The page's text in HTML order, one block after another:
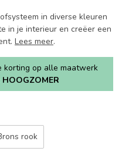
in diverse kleuren
in je interieur en creëer een
Lees meer.
korting op alle maatwerk
HOOGZOMER
rook